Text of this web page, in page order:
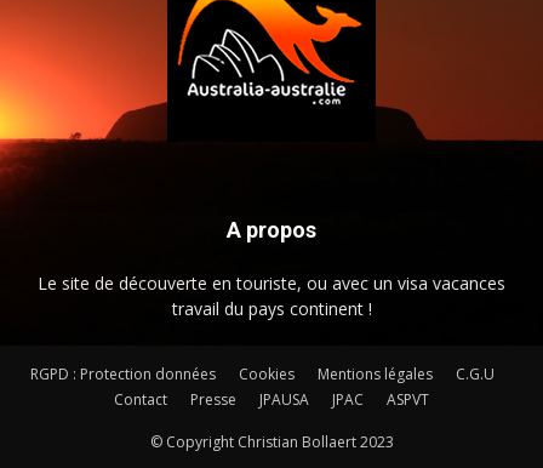
A propos
Le site de découverte en touriste, ou avec un visa vacances
travail du pays continent !
RGPD : Protection données Cookies Mentions légales
C.G.U
Contact
Presse JPAUSA JPAC ASPVT
© Copyright Christian Bollaert 2023